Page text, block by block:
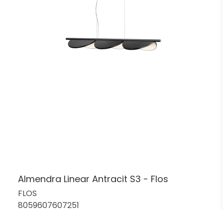
Almendra Linear Antracit S3 - Flos
FLOS
8059607607251